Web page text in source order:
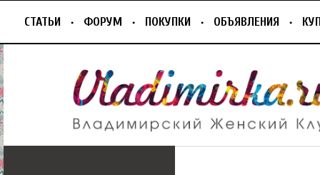
СТАТЬИ ФОРУМ ПОКУПКИ ОБЪЯВЛЕНИЯ